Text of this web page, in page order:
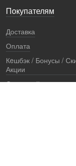
Покупателям
Доставка
Оплата
Кeшбэк / Бонусы /
Акции
Остерегайтесь